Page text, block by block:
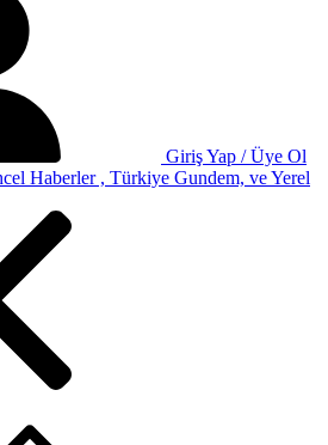
Giriş Yap / Üye Ol